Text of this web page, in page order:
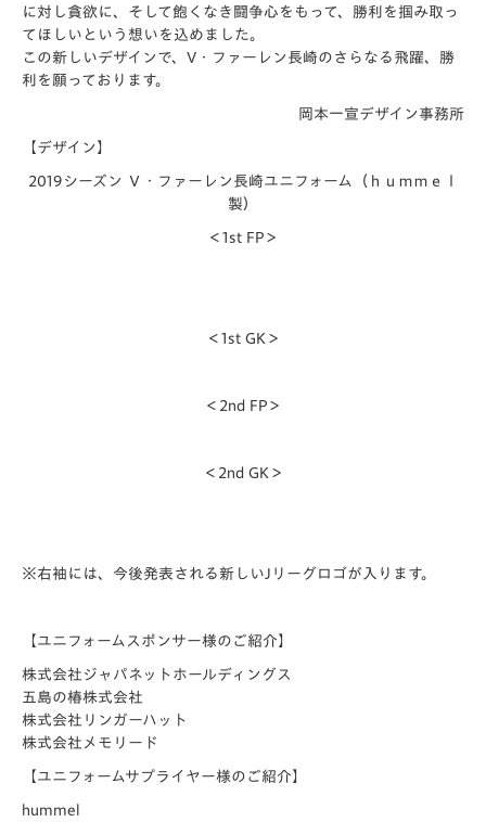
に対し貪欲に、そして飽くなき闘争心をもって、勝利を掴み取っ
てほしいという想いを込めました。
この新しいデザインで、V・ファーレン長崎のさらなる飛躍、勝
利を願っております。
岡本一宣デザイン事務所
【デザイン】
2019 シーズン Ｖ・ファーレン長崎ユニフォーム（ｈｕｍｍｅｌ
製）
＜1st FP＞
＜1st GK＞
＜2nd FP＞
＜2nd GK＞
※右袖には、今後発表される新しいJリーグロゴが入ります。
【ユニフォームスポンサー様のご紹介】
株式会社ジャパネットホールディングス
五島の椿株式会社
株式会社リンガーハット
株式会社メモリード
【ユニフォームサプライヤー様のご紹介】
hummel